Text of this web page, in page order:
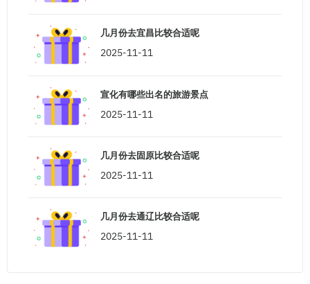
几月份去宜昌比较合适呢
2025-11-11
宣化有哪些出名的旅游景点
2025-11-11
几月份去固原比较合适呢
2025-11-11
几月份去通辽比较合适呢
2025-11-11